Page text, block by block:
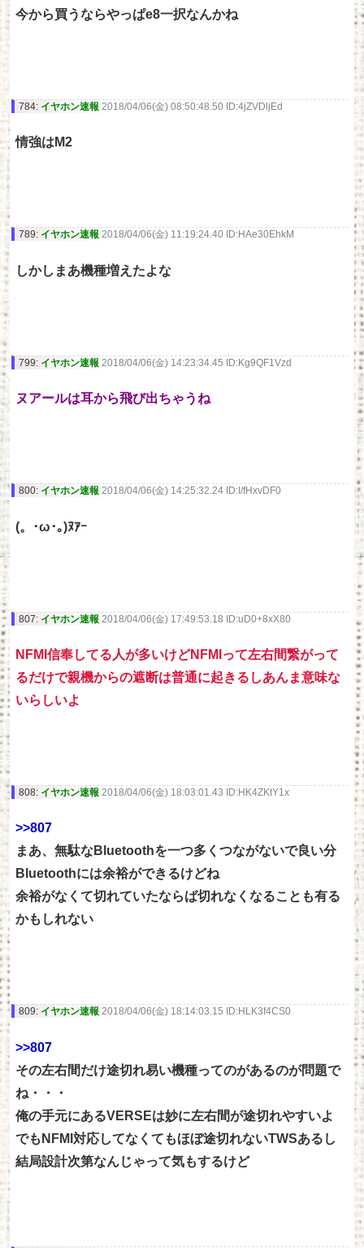
今から買うならやっぱe8一択なんかね
784: イヤホン速報 2018/04/06(金) 08:50:48.50 ID:4jZVDljEd
情強はM2
789: イヤホン速報 2018/04/06(金) 11:19:24.40 ID:HAe30EhkM
しかしまあ機種増えたよな
799: イヤホン速報 2018/04/06(金) 14:23:34.45 ID:Kg9QF1Vzd
ヌアールは耳から飛び出ちゃうね
800: イヤホン速報 2018/04/06(金) 14:25:32.24 ID:I/fHxvDF0
(。･ω･｡)ﾇｱｰ
807: イヤホン速報 2018/04/06(金) 17:49:53.18 ID:uD0+8xX80
NFMI信奉してる人が多いけどNFMIって左右間繋がって
るだけで親機からの遮断は普通に起きるしあんま意味な
いらしいよ
808: イヤホン速報 2018/04/06(金) 18:03:01.43 ID:HK4ZKtY1x
>>807
まあ、無駄なBluetoothを一つ多くつながないで良い分
Bluetoothには余裕ができるけどね
余裕がなくて切れていたならば切れなくなることも有る
かもしれない
809: イヤホン速報 2018/04/06(金) 18:14:03.15 ID:HLK3f4CS0
>>807
その左右間だけ途切れ易い機種ってのがあるのが問題で
ね・・・
俺の手元にあるVERSEは妙に左右間が途切れやすいよ
でもNFMI対応してなくてもほぼ途切れないTWSあるし
結局設計次第なんじゃって気もするけど